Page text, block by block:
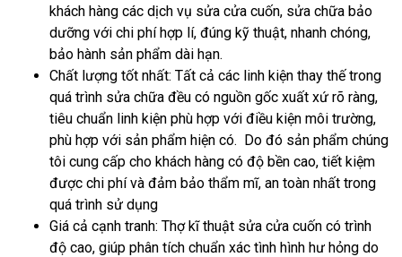
khách hàng các dịch vụ sửa cửa cuốn, sửa chữa bảo
dưỡng với chi phí hợp lí, đúng kỹ thuật, nhanh chóng,
bảo hành sản phẩm dài hạn.
Chất lượng tốt nhất: Tất cả các linh kiện thay thế trong
quá trình sửa chữa đều có nguồn gốc xuất xứ rõ ràng,
tiêu chuẩn linh kiện phù hợp với điều kiện môi trường,
phù hợp với sản phẩm hiện có. Do đó sản phẩm chúng
tôi cung cấp cho khách hàng có độ bền cao, tiết kiệm
được chi phí và đảm bảo thẩm mĩ, an toàn nhất trong
quá trình sử dụng
Giá cả cạnh tranh: Thợ kĩ thuật sửa cửa cuốn có trình
độ cao, giúp phân tích chuẩn xác tình hình hư hỏng do